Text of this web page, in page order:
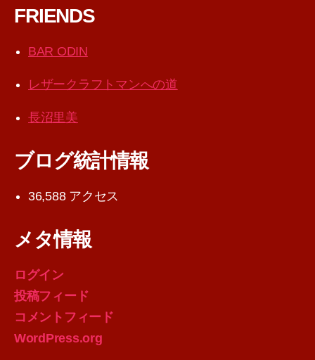
FRIENDS
BAR ODIN
レザークラフトマンへの道
長沼里美
ブログ統計情報
36,588 アクセス
メタ情報
ログイン
投稿フィード
コメントフィード
WordPress.org